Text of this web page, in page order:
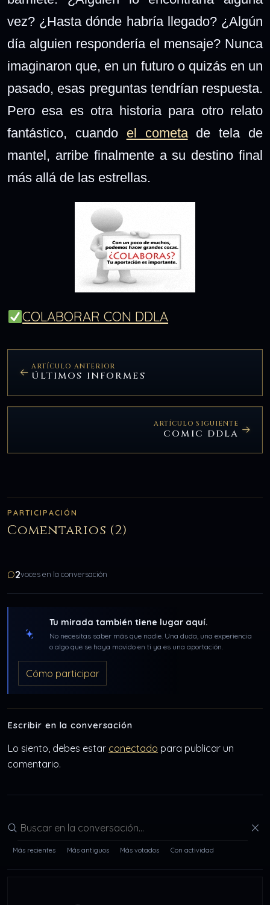
vez? ¿Hasta dónde habría llegado? ¿Algún
día alguien respondería el mensaje? Nunca
imaginaron que, en un futuro o quizás en un
pasado, esas preguntas tendrían respuesta.
Pero esa es otra historia para otro relato
fantástico, cuando el cometade tela de
mantel, arribe finalmente a su destino final
más allá de las estrellas.
COLABORAR CON DDLA
ARTÍCULO ANTERIOR
ÚLTIMOS INFORMES
ARTÍCULO SIGUIENTE
COMIC DDLA
PARTICIPACIÓN
Comentarios (2)
2voces en la conversación
Tu mirada también tiene lugar aquí.
No necesitas saber más que nadie. Una duda, una experiencia
o algo que se haya movido en ti ya es una aportación.
Cómo participar
Escribir en la conversación
Lo siento, debes estar conectado para publicar un
comentario.
Buscar en la conversación
Más recientes Más antiguos Más votados Con actividad